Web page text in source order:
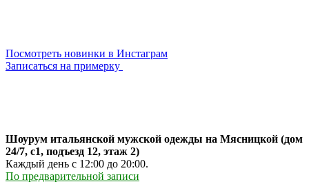
Посмотреть новинки в Инстаграм
Записаться на примерку
Шоурум итальянской мужской одежды на Мясницкой (дом
24/7, с1, подъезд 12, этаж 2)
Каждый день с 12:00 до 20:00.
По предварительной записи